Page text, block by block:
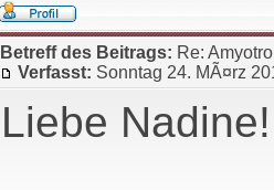
Betreff des Beitrags: Re:
Verfasst: Sonntag 24. MÃ¤rz
Liebe Nadine!